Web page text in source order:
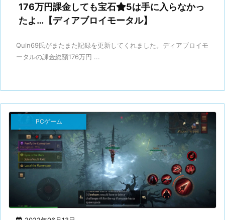
176万円課金しても宝石
5は手に入らなかっ
たよ…【ディアブロイモータル】
Quin69氏がまたまた記録を更新してくれました。ディアブロイモ
ータルの課金総額176万円 ...
PCゲーム